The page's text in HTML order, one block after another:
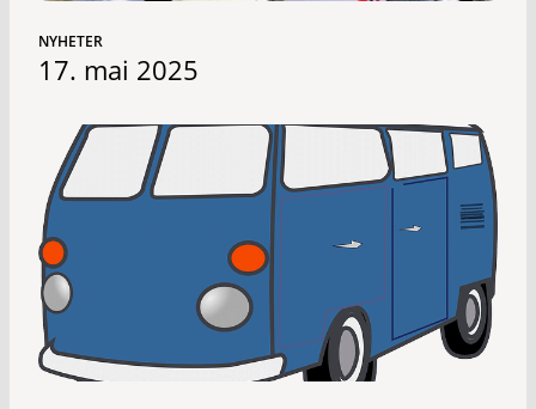
NYHETER
17. mai 2025